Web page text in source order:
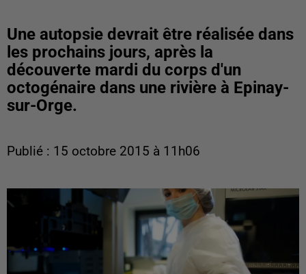
Une autopsie devrait être réalisée dans
les prochains jours, après la
découverte mardi du corps d'un
octogénaire dans une rivière à Epinay-
sur-Orge.
Publié : 15 octobre 2015 à 11h06